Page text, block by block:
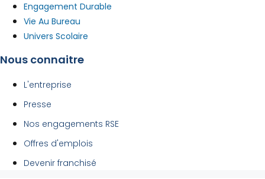
Engagement Durable
Vie Au Bureau
Univers Scolaire
Nous connaitre
L'entreprise
Presse
Nos engagements RSE
Offres d'emplois
Devenir franchisé